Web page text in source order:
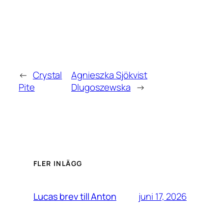
← Crystal
Pite
Agnieszka Sjökvist
Dlugoszewska →
FLER INLÄGG
Lucas brev till Anton juni 17, 2026